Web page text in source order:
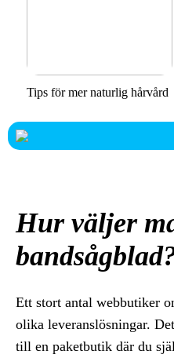
Tips för mer naturlig hårvård
Hur väljer
Ett stort antal webbutiker
olika leveranslösningar.
till en paketbutik där du